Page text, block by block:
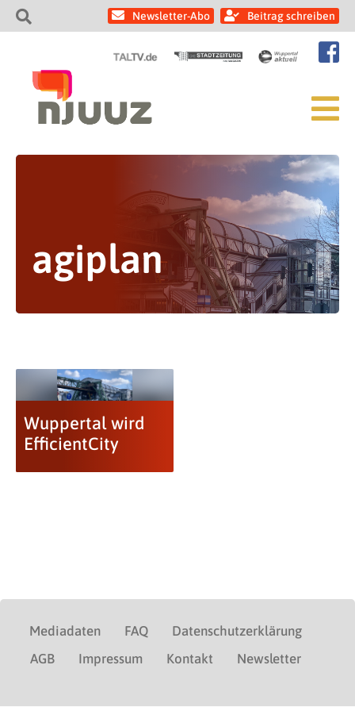
Newsletter-Abo Beitrag schreiben
agiplan
Wuppertal wird
EfficientCity
Mediadaten FAQ
Datenschutzerklärung
AGB
Impressum Kontakt Newsletter